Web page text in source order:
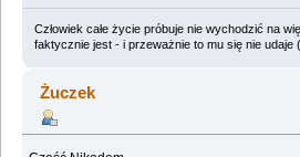
Człowiek całe życie próbuje nie wychodzić na
faktycznie jest - i przeważnie to mu się nie udaje
Żuczek